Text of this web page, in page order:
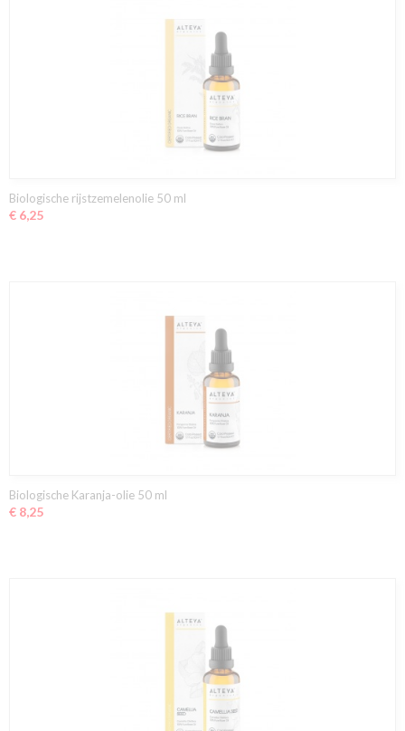
Biologische rijstzemelenolie 50 ml
€ 6,25
Biologische Karanja-olie 50 ml
€ 8,25